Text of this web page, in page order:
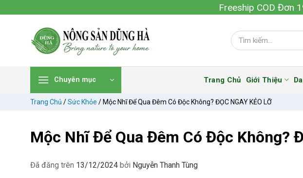
đến
Freeship COD Đơn
Chuyên mục Trang Chủ Giới Thiệu
Trang Chủ /Sức Khỏe / Mộc Nhĩ Để Qua Đêm Có Độc Không? ĐỌC NGAY KẺO LỠ
Mộc Nhĩ Để Qua Đêm Có Độc Không?
Đã đăng trên 13/12/2024 bởi Nguyễn Thanh Tùng